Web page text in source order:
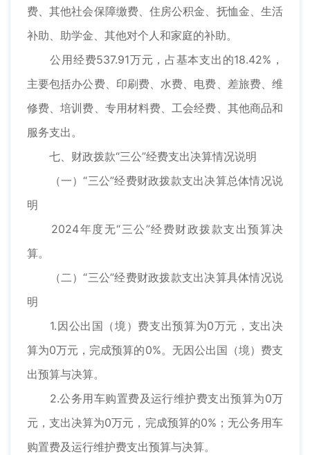
费、其他社会保障缴费、住房公积金、抚恤金、生活
补助、助学金、其他对个人和家庭的补助。
公用经费537.91万元，占基本支出的18.42%，
主要包括办公费、印刷费、水费、电费、差旅费、维
修费、培训费、专用材料费、工会经费、其他商品和
服务支出。
七、财政拨款“三公”经费支出决算情况说明
（一）“三公”经费财政拨款支出决算总体情况说
明
2024年度无“三公”经费财政拨款支出预算决
算。
（二）“三公”经费财政拨款支出决算具体情况说
明
1.因公出国（境）费支出预算为0万元，支出决
算为0万元，完成预算的0%。无因公出国（境）费支
出预算与决算。
2.公务用车购置费及运行维护费支出预算为0万
元，支出决算为0万元，完成预算的0%；无公务用车
购置费及运行维护费支出预算与决算。